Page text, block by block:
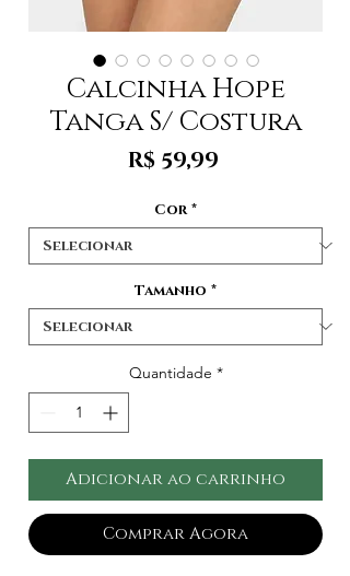
Calcinha Hope
Tanga S/ Costura
R$ 59,99Preço
Cor *
Tamanho *
Quantidade *
Adicionar ao carrinho
Comprar Agora